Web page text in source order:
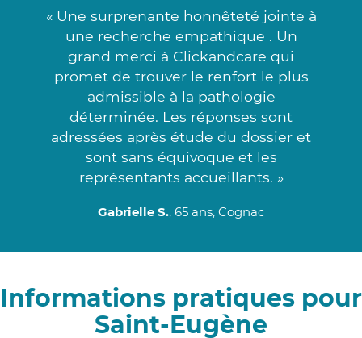
« Une surprenante honnêteté jointe à
une recherche empathique . Un
grand merci à Clickandcare qui
promet de trouver le renfort le plus
admissible à la pathologie
déterminée. Les réponses sont
adressées après étude du dossier et
sont sans équivoque et les
représentants accueillants. »
Gabrielle S., 65 ans, Cognac
Informations pratiques pour
Saint-Eugène